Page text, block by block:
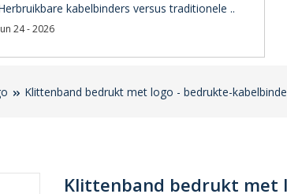
kabelbinders versus traditionele ..
24 - 2026
Klittenband bedrukt met logo - bedrukte-
Klittenband bedrukt met